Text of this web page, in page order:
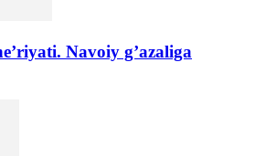
Navoiy g’azaliga